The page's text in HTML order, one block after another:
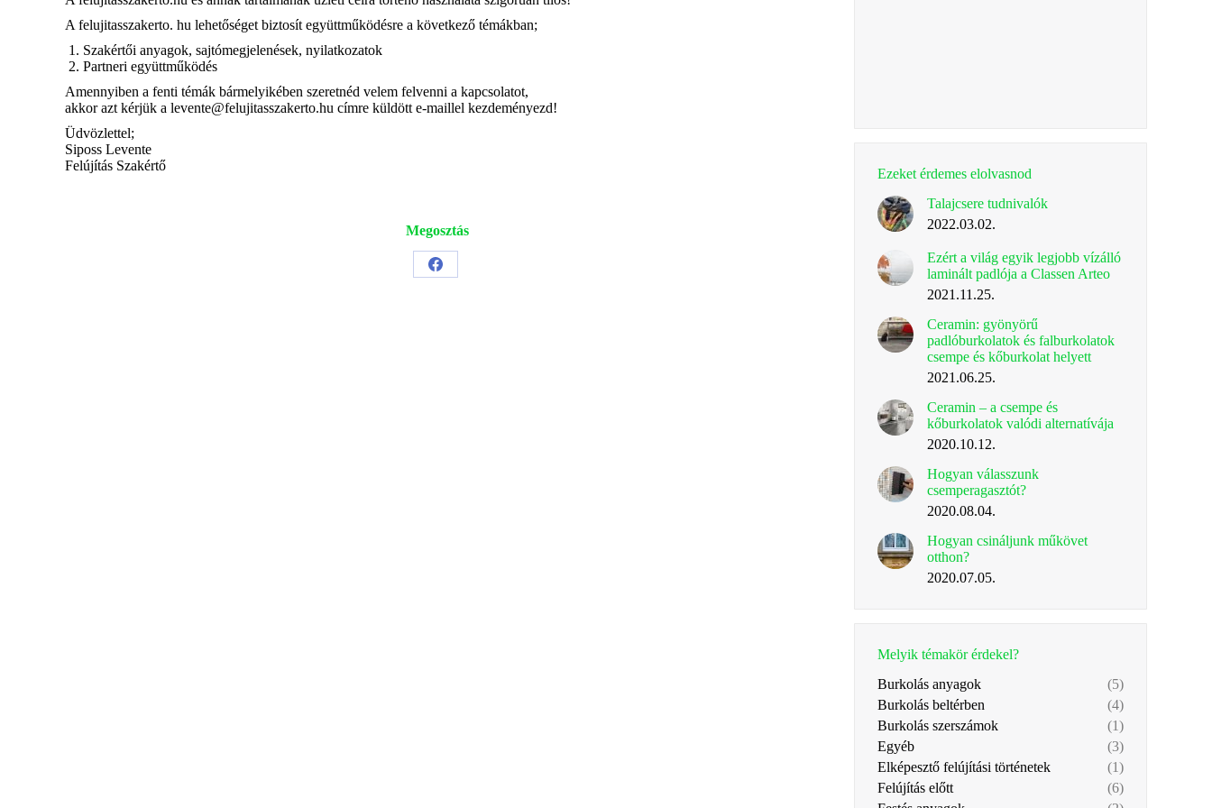
A felujitasszakerto. hu lehetőséget biztosít együttműködésre a következő témákban;
Szakértői anyagok, sajtómegjelenések, nyilatkozatok
Partneri együttműködés
Amennyiben a fenti témák bármelyikében szeretnéd velem felvenni a kapcsolatot,
akkor azt kérjük a levente@felujitasszakerto.hu címre küldött e-maillel kezdeményezd!
Üdvözlettel;
Siposs Levente
Felújítás Szakértő
Megosztás
Share
Ezeket érdemes elolvasnod
Talajcsere tudnivalók
2022.03.02.
Ezért a világ egyik legjobb vízálló
laminált padlója a Classen Arteo
2021.11.25.
Ceramin: gyönyörű
padlóburkolatok és falburkolatok
csempe és kőburkolat helyett
2021.06.25.
Ceramin – a csempe és
kőburkolatok valódi alternatívája
2020.10.12.
Hogyan válasszunk
csemperagasztót?
2020.08.04.
Hogyan csináljunk műkövet
otthon?
2020.07.05.
Melyik témakör érdekel?
Burkolás anyagok
(5)
Burkolás beltérben
(4)
Burkolás szerszámok
(1)
Egyéb
(3)
Elképesztő felújítási történetek
(1)
Felújítás előtt
(6)